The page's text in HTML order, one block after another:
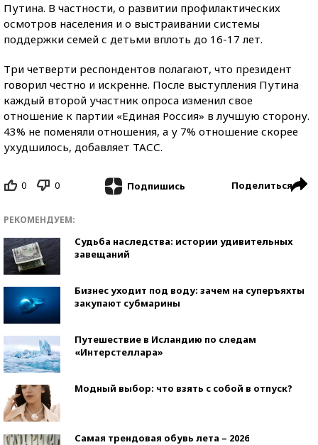
Путина. В частности, о развитии профилактических
осмотров населения и о выстраивании системы
поддержки семей с детьми вплоть до 16-17 лет.
Три четверти респондентов полагают, что президент
говорил честно и искренне. После выступления Путина
каждый второй участник опроса изменил свое
отношение к партии «Единая Россия» в лучшую сторону.
43% не поменяли отношения, а у 7% отношение скорее
ухудшилось, добавляет ТАСС.
0 0 Подпишись Поделиться
РЕКОМЕНДУЕМ:
Судьба наследства: истории удивительных
завещаний
Бизнес уходит под воду: зачем на суперъяхты
закупают субмарины
Путешествие в Исландию по следам
«Интерстеллара»
Модный выбор: что взять с собой в отпуск?
Самая трендовая обувь лета – 2026